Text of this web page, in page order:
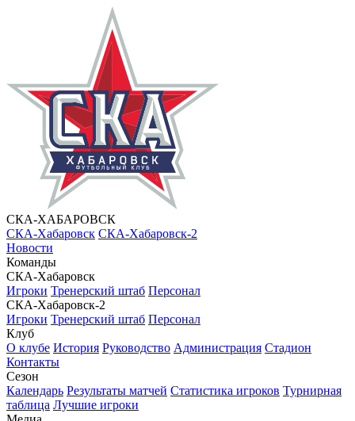
СКА-ХАБАРОВСК
СКА-Хабаровск СКА-Хабаровск-2
Новости
Команды
СКА-Хабаровск
Игроки Тренерский штаб Персонал
СКА-Хабаровск-2
Игроки Тренерский штаб Персонал
Клуб
О клубе История Руководство Администрация Стадион
Контакты
Сезон
Календарь Результаты матчей Статистика игроков Турнирная
таблица Лучшие игроки